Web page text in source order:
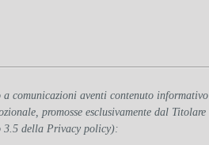
comunicazioni aventi contenuto informativo
promosse esclusivamente dal Titolare
3.5 della Privacy policy):